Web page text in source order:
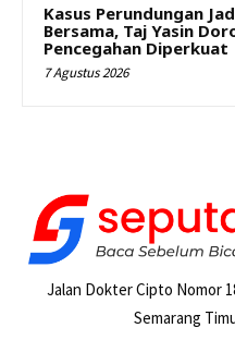
Kasus Perundungan
Bersama, Taj Yasin
Pencegahan Diperkuat
7 Agustus 2026
Jalan Dokter Cipto Nomor
Semarang